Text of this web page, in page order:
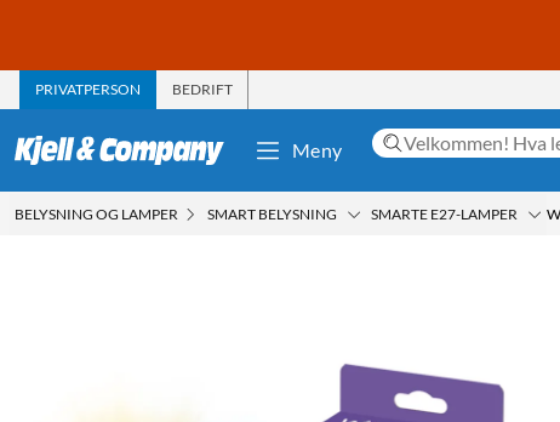
PRIVATPERSON BEDRIFT
Meny
BELYSNING OG LAMPER SMART BELYSNING SMARTE E27-LAMPER